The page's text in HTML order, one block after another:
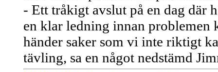
- Ett tråkigt avslut på en dag där
en klar ledning innan
händer saker som vi inte riktigt
tävling, sa en något nedstämd